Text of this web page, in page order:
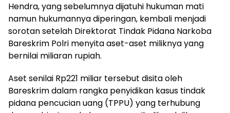
Hendra, yang sebelumnya dijatuhi hukuman mati
namun hukumannya diperingan, kembali menjadi
sorotan setelah Direktorat Tindak Pidana Narkoba
Bareskrim Polri menyita aset-aset miliknya yang
bernilai miliaran rupiah.
Aset senilai Rp221 miliar tersebut disita oleh
Bareskrim dalam rangka penyidikan kasus tindak
pidana pencucian uang (TPPU) yang terhubung